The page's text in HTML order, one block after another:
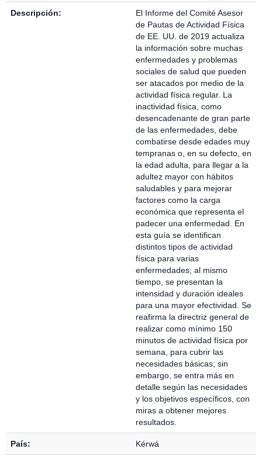
Descripción:
El Informe del Comité Asesor
de Pautas de Actividad Física
de EE. UU. de 2019 actualiza
la información sobre muchas
enfermedades y problemas
sociales de salud que pueden
ser atacados por medio de la
actividad física regular. La
inactividad física, como
desencadenante de gran parte
de las enfermedades, debe
combatirse desde edades muy
tempranas o, en su defecto, en
la edad adulta, para llegar a la
adultez mayor con hábitos
saludables y para mejorar
factores como la carga
económica que representa el
padecer una enfermedad. En
esta guía se identifican
distintos tipos de actividad
física para varias
enfermedades; al mismo
tiempo, se presentan la
intensidad y duración ideales
para una mayor efectividad. Se
reafirma la directriz general de
realizar como mínimo 150
minutos de actividad física por
semana, para cubrir las
necesidades básicas; sin
embargo, se entra más en
detalle según las necesidades
y los objetivos específicos, con
miras a obtener mejores
resultados.
País: Kérwá